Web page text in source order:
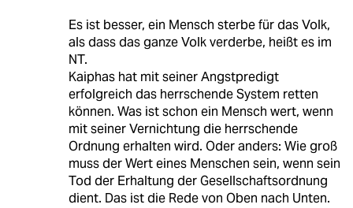
Es ist besser, ein Mensch sterbe für das Volk,
als dass das ganze Volk verderbe, heißt es im
NT.
Kaiphas hat mit seiner Angstpredigt
erfolgreich das herrschende System retten
können. Was ist schon ein Mensch wert, wenn
mit seiner Vernichtung die herrschende
Ordnung erhalten wird. Oder anders: Wie groß
muss der Wert eines Menschen sein, wenn sein
Tod der Erhaltung der Gesellschaftsordnung
dient. Das ist die Rede von Oben nach Unten.